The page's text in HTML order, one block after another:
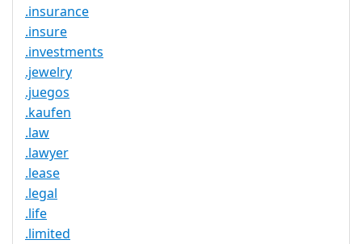
.insurance
.insure
.investments
.jewelry
.juegos
.kaufen
.law
.lawyer
.lease
.legal
.life
.limited